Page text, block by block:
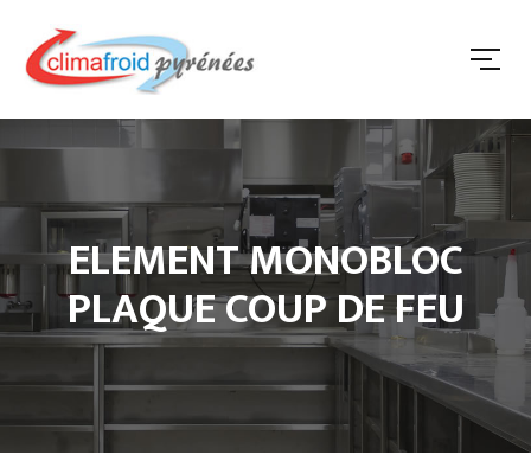
ELEMENT MONOBLOC
PLAQUE COUP DE FEU